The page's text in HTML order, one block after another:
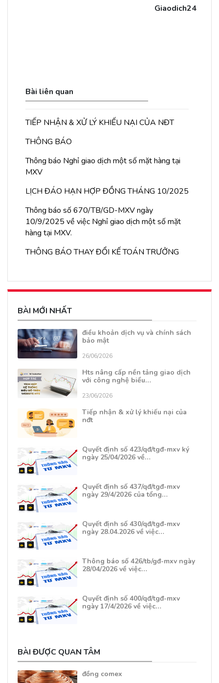
Giaodich24
Bài liên quan
TIẾP NHẬN & XỬ LÝ KHIẾU NẠI CỦA NĐT
THÔNG BÁO
Thông báo Nghỉ giao dịch một số mặt hàng tại
MXV
LỊCH ĐÁO HẠN HỢP ĐỒNG THÁNG 10/2025
Thông báo số 670/TB/GD-MXV ngày
10/9/2025 về việc Nghỉ giao dịch một số mặt
hàng tại MXV.
THÔNG BÁO THAY ĐỔI KẾ TOÁN TRƯỞNG
BÀI MỚI NHẤT
điều khoản dịch vụ và chính sách
bảo mật
26/06/2026
Hts nâng cấp nền tảng giao dịch
với công nghệ biểu…
23/06/2026
Tiếp nhận & xử lý khiếu nại của
nđt
Quyết định số 423/qđ/tgđ-mxv ký
ngày 25/04/2026 về…
Quyết định số 437/qđ/tgđ-mxv
ngày 29/4/2026 của tổng…
Quyết định số 430/qđ/tgđ-mxv
ngày 28.04.2026 về việc…
Thông báo số 426/tb/gđ-mxv ngày
28/04/2026 về việc…
Quyết định số 400/qđ/tgđ-mxv
ngày 17/4/2026 về việc…
BÀI ĐƯỢC QUAN TÂM
đồng comex